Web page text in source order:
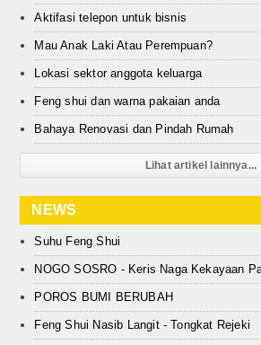
Aktifasi telepon untuk bisnis
Mau Anak Laki Atau Perempuan?
Lokasi sektor anggota keluarga
Feng shui dan warna pakaian anda
Bahaya Renovasi dan Pindah Rumah
Lihat artikel lainnya...
NEWS
Suhu Feng Shui
NOGO SOSRO - Keris Naga Kekayaan
POROS BUMI BERUBAH
Feng Shui Nasib Langit - Tongkat Rejeki